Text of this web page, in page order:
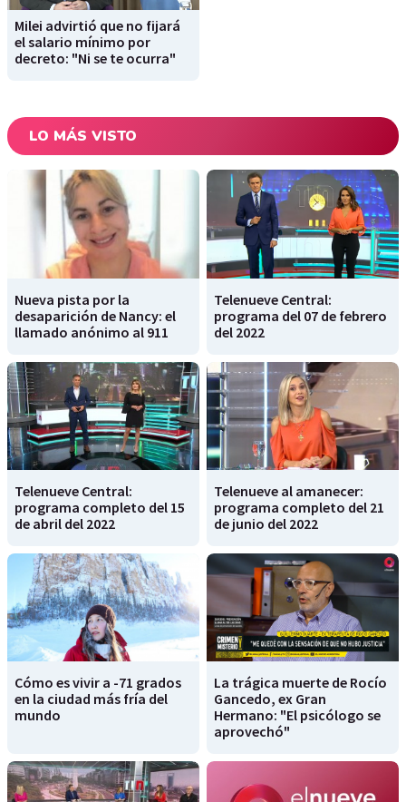
Milei advirtió que no fijará
el salario mínimo por
decreto: "Ni se te ocurra"
LO MÁS VISTO
Nueva pista por la
desaparición de Nancy: el
llamado anónimo al 911
Telenueve Central:
programa del 07 de febrero
del 2022
Telenueve Central:
programa completo del 15
de abril del 2022
Telenueve al amanecer:
programa completo del 21
de junio del 2022
Cómo es vivir a -71 grados
en la ciudad más fría del
mundo
La trágica muerte de Rocío
Gancedo, ex Gran
Hermano: "El psicólogo se
aprovechó"